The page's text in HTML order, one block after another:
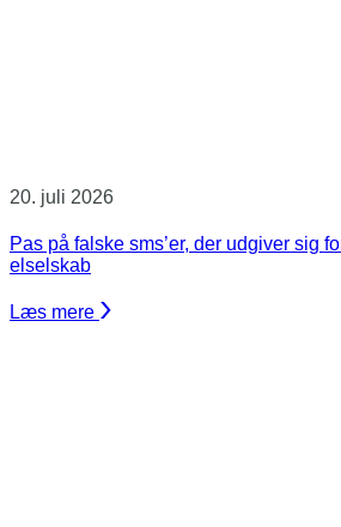
20. juli 2026
Pas på falske sms’er, der udgiver sig
elselskab
Læs mere